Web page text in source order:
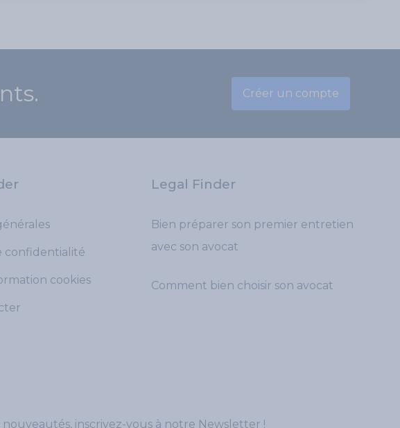
Créer un compte
confidentialité
cookies
Legal Finder
Bien préparer son premier entretien
avec son avocat
Comment bien choisir son avocat
inscrivez-vous à notre Newsletter !